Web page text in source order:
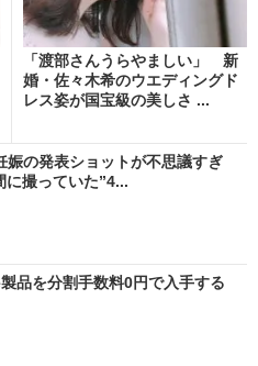
「渡部さんうらやましい」 新
婚・佐々木希のウエディングド
レス姿が国宝級の美しさ ...
娠の発表ショットが不思議すぎ
撮っていた”4...
品を分割手数料0円で入手する